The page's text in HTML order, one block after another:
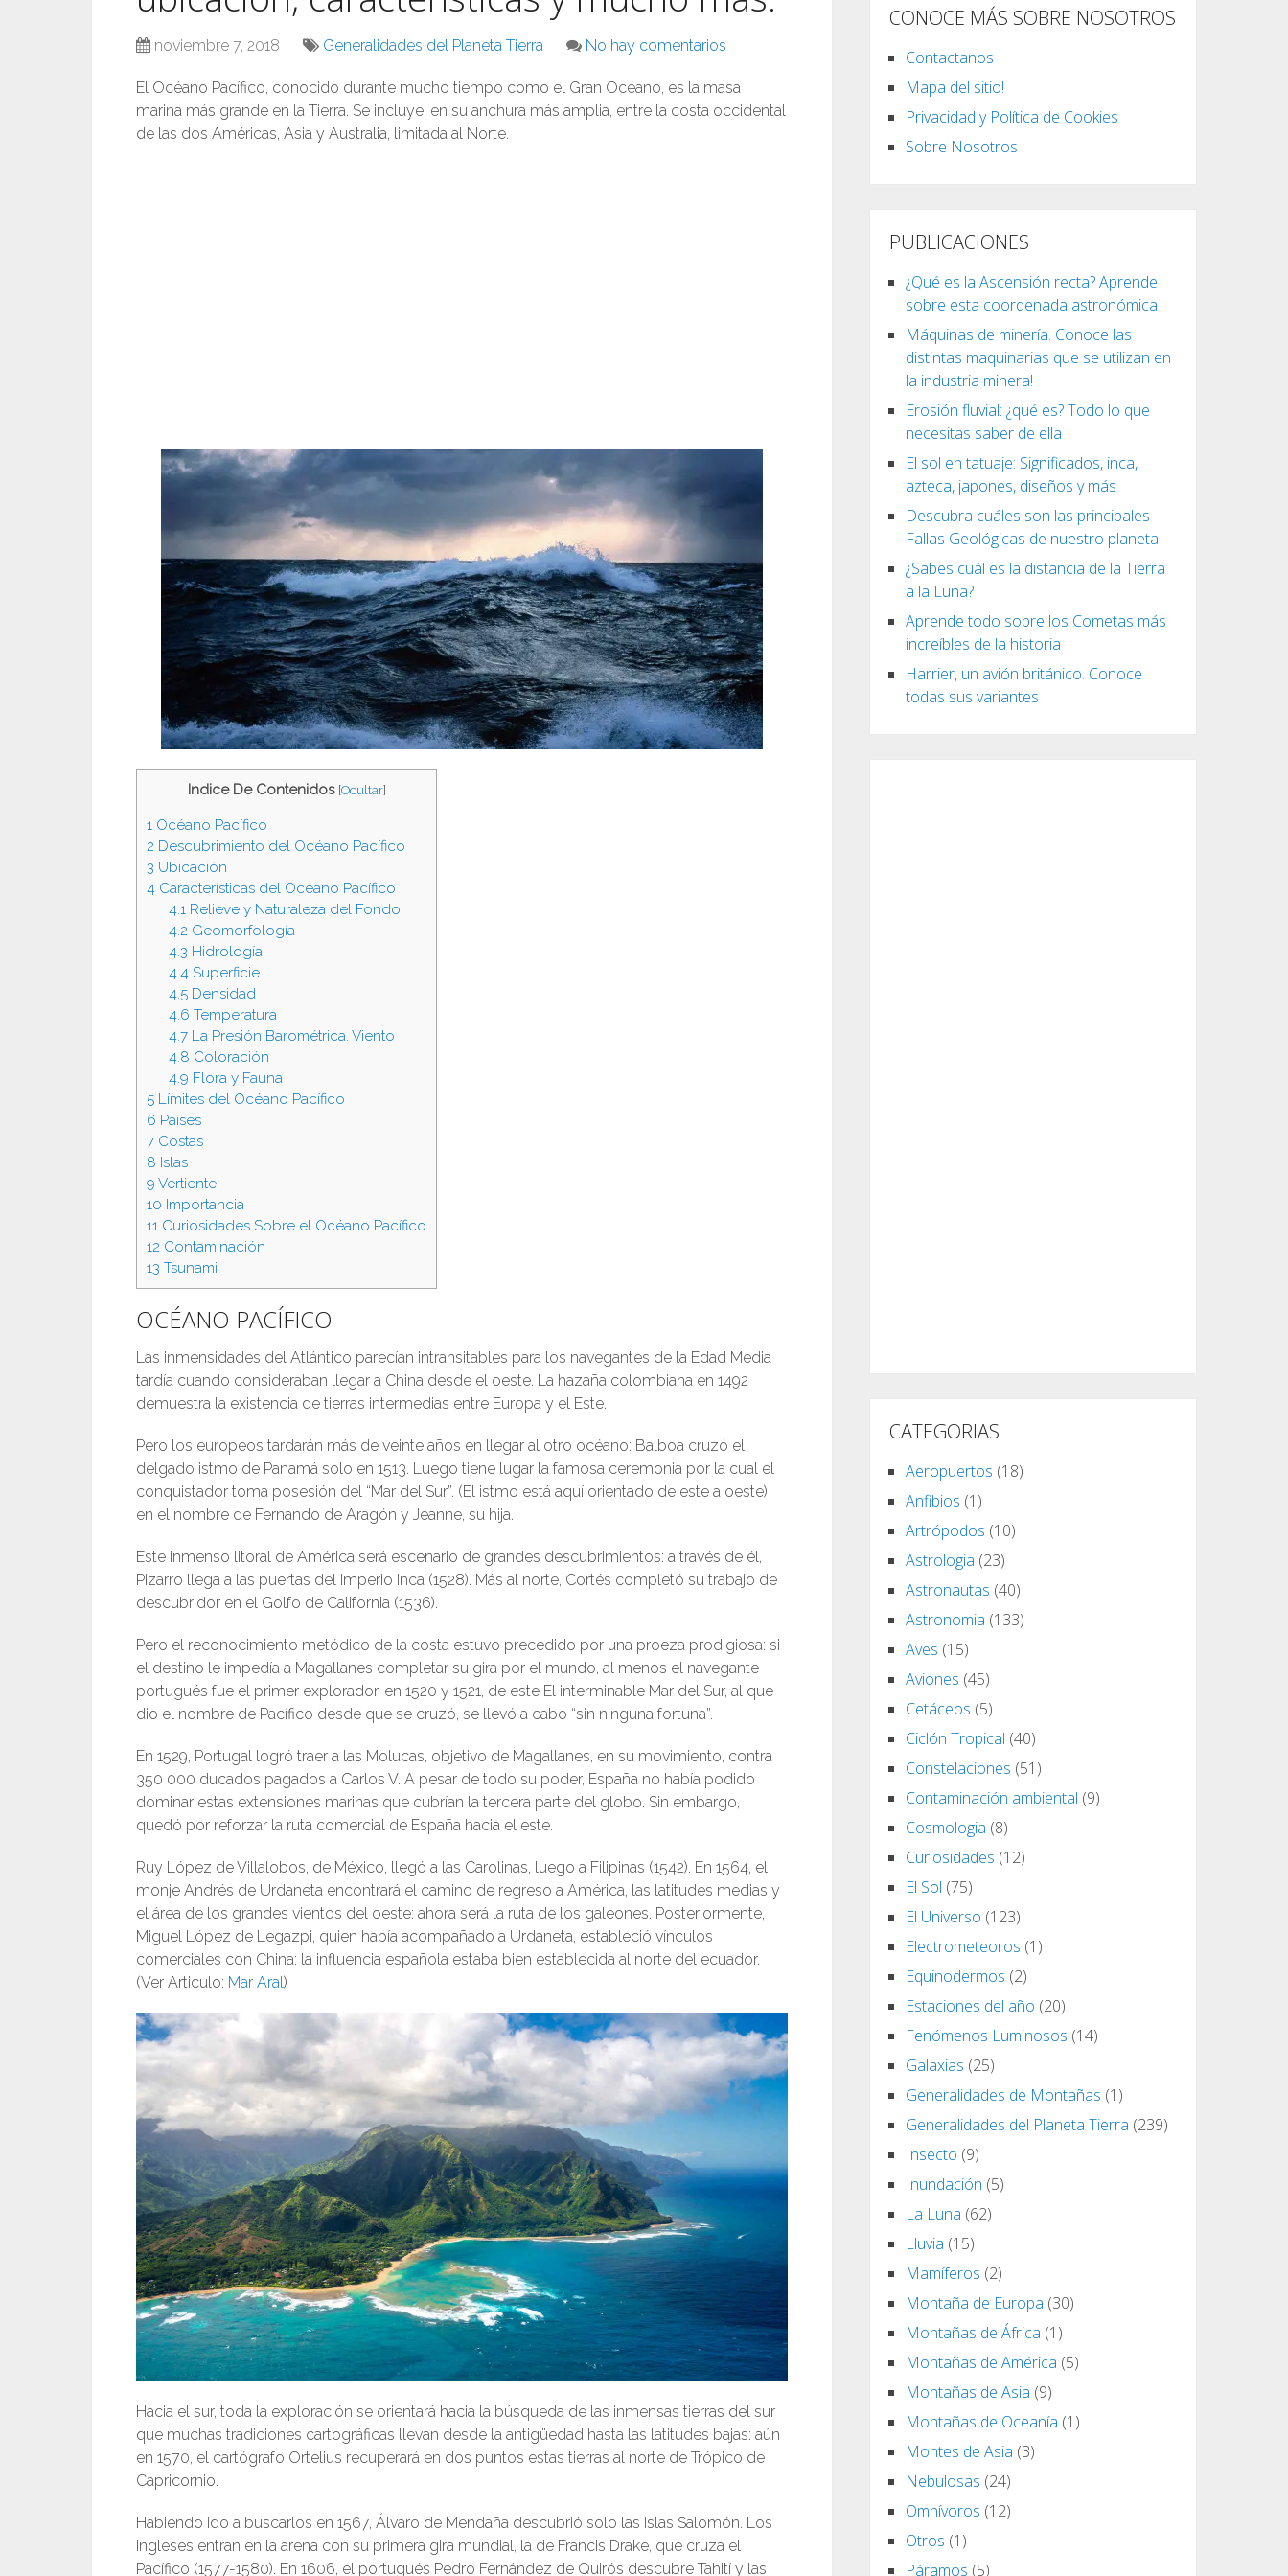
noviembre 7, 2018 Generalidades del Planeta Tierra No hay comentarios
El Océano Pacífico, conocido durante mucho tiempo como el Gran Océano, es la masa
marina más grande en la Tierra. Se incluye, en su anchura más amplia, entre la costa occidental
de las dos Américas, Asia y Australia, limitada al Norte.
Indice De Contenidos [Ocultar]
1 Océano Pacífico
2 Descubrimiento del Océano Pacífico
3 Ubicación
4 Características del Océano Pacífico
4.1Relieve y Naturaleza del Fondo
4.2 Geomorfología
4.3 Hidrología
4.4Superficie
4.5Densidad
4.6 Temperatura
4.7La Presión Barométrica. Viento
4.8 Coloración
4.9 Flora y Fauna
5 Límites del Océano Pacífico
6 Países
7 Costas
8 Islas
9 Vertiente
10 Importancia
11 Curiosidades Sobre el Océano Pacífico
12 Contaminación
13 Tsunami
OCÉANO PACÍFICO
Las inmensidades del Atlántico parecían intransitables para los navegantes de la Edad Media
tardía cuando consideraban llegar a China desde el oeste. La hazaña colombiana en 1492
demuestra la existencia de tierras intermedias entre Europa y el Este.
Pero los europeos tardarán más de veinte años en llegar al otro océano: Balboa cruzó el
delgado istmo de Panamá solo en 1513. Luego tiene lugar la famosa ceremonia por la cual el
conquistador toma posesión del “Mar del Sur”. (El istmo está aquí orientado de este a oeste)
en el nombre de Fernando de Aragón y Jeanne, su hija.
Este inmenso litoral de América será escenario de grandes descubrimientos: a través de él,
Pizarro llega a las puertas del Imperio Inca (1528). Más al norte, Cortés completó su trabajo de
descubridor en el Golfo de California (1536).
Pero el reconocimiento metódico de la costa estuvo precedido por una proeza prodigiosa: si
el destino le impedía a Magallanes completar su gira por el mundo, al menos el navegante
portugués fue el primer explorador, en 1520 y 1521, de este El interminable Mar del Sur, al que
dio el nombre de Pacífico desde que se cruzó, se llevó a cabo “sin ninguna fortuna”.
En 1529, Portugal logró traer a las Molucas, objetivo de Magallanes, en su movimiento, contra
350 000 ducados pagados a Carlos V. A pesar de todo su poder, España no había podido
dominar estas extensiones marinas que cubrían la tercera parte del globo. Sin embargo,
quedó por reforzar la ruta comercial de España hacia el este.
Ruy López de Villalobos, de México, llegó a las Carolinas, luego a Filipinas (1542). En 1564, el
monje Andrés de Urdaneta encontrará el camino de regreso a América, las latitudes medias y
el área de los grandes vientos del oeste: ahora será la ruta de los galeones. Posteriormente,
Miguel López de Legazpi, quien había acompañado a Urdaneta, estableció vínculos
comerciales con China: la influencia española estaba bien establecida al norte del ecuador.
(Ver Articulo: Mar Aral)
Hacia el sur, toda la exploración se orientará hacia la búsqueda de las inmensas tierras del sur
que muchas tradiciones cartográficas llevan desde la antigüedad hasta las latitudes bajas: aún
en 1570, el cartógrafo Ortelius recuperará en dos puntos estas tierras al norte de Trópico de
Capricornio.
Habiendo ido a buscarlos en 1567, Álvaro de Mendaña descubrió solo las Islas Salomón. Los
ingleses entran en la arena con su primera gira mundial, la de Francis Drake, que cruza el
Pacífico (1577-1580). En 1606, el portugués Pedro Fernández de Quirós descubre Tahití y las
CONOCE MÁS SOBRE NOSOTROS
Contactanos
Mapa del sitio!
Privacidad y Política de Cookies
Sobre Nosotros
PUBLICACIONES
¿Qué es la Ascensión recta? Aprende
sobre esta coordenada astronómica
Máquinas de minería. Conoce las
distintas maquinarias que se utilizan en
la industria minera!
Erosión fluvial: ¿qué es? Todo lo que
necesitas saber de ella
El sol en tatuaje: Significados, inca,
azteca, japones, diseños y más
Descubra cuáles son las principales
Fallas Geológicas de nuestro planeta
¿Sabes cuál es la distancia de la Tierra
a la Luna?
Aprende todo sobre los Cometas más
increíbles de la historia
Harrier, un avión británico. Conoce
todas sus variantes
CATEGORIAS
Aeropuertos (18)
Anfibios (1)
Artrópodos (10)
Astrologia (23)
Astronautas (40)
Astronomia (133)
Aves (15)
Aviones (45)
Cetáceos (5)
Ciclón Tropical (40)
Constelaciones (51)
Contaminación ambiental (9)
Cosmologia (8)
Curiosidades (12)
El Sol (75)
El Universo (123)
Electrometeoros (1)
Equinodermos (2)
Estaciones del año (20)
Fenómenos Luminosos (14)
Galaxias (25)
Generalidades de Montañas (1)
Generalidades del Planeta Tierra (239)
Insecto (9)
Inundación (5)
La Luna (62)
Lluvia (15)
Mamíferos (2)
Montaña de Europa (30)
Montañas de África (1)
Montañas de América (5)
Montañas de Asia (9)
Montañas de Oceanía (1)
Montes de Asia (3)
Nebulosas (24)
Omnívoros (12)
Otros (1)
Páramos (5)